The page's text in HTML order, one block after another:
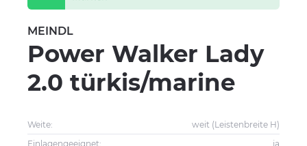
MEINDL
Power Walker Lady
2.0 türkis/marine
Weite:
weit (Leistenbreite H)
Einlagengeeignet:
ja